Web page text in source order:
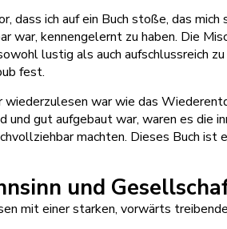
dass ich auf ein Buch stoße, das
war, kennengelernt zu haben. Die
lustig als auch aufschlussreich
fest.
wiederzulesen war wie das
und gut aufgebaut war, waren es die
machten. Dieses Buch
und
mit einer starken, vorwärts